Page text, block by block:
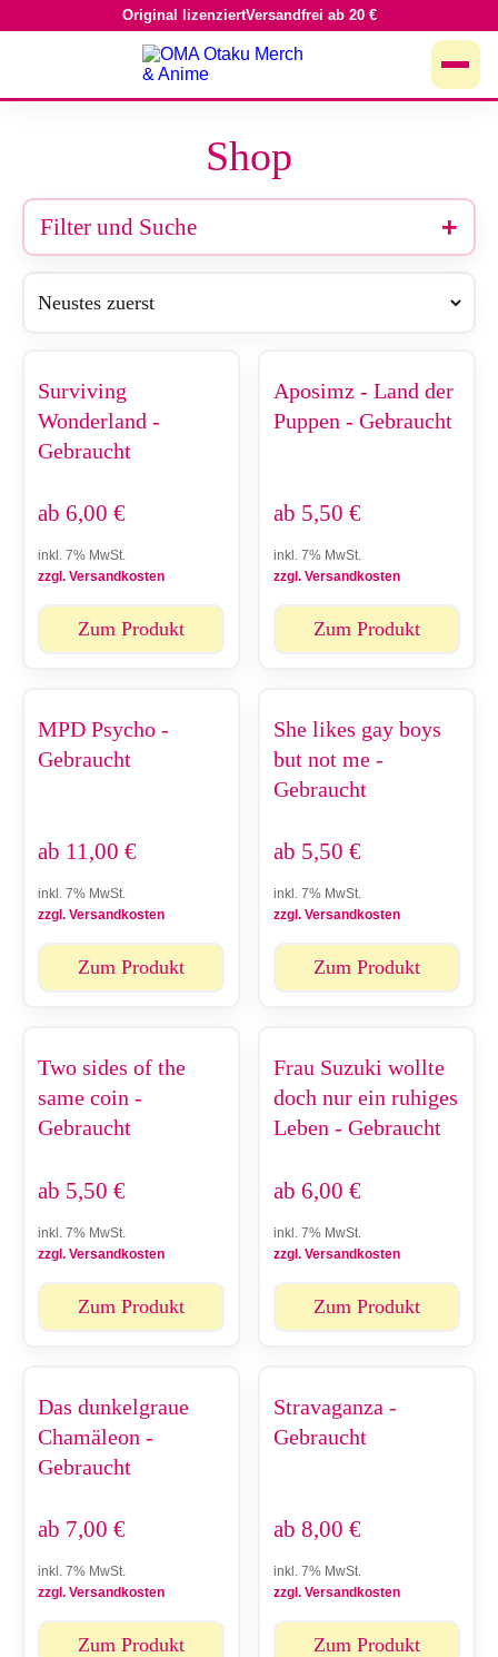
Inhalt
Original lizenziertVersandfrei ab 20 €
Shop
Filter und Suche
Surviving
Wonderland -
Gebraucht
ab 6,00 €
inkl. 7% MwSt.
zzgl. Versandkosten
Zum Produkt
Aposimz - Land der
Puppen - Gebraucht
ab 5,50 €
inkl. 7% MwSt.
zzgl. Versandkosten
Zum Produkt
MPD Psycho -
Gebraucht
ab 11,00 €
inkl. 7% MwSt.
zzgl. Versandkosten
Zum Produkt
She likes gay boys
but not me -
Gebraucht
ab 5,50 €
inkl. 7% MwSt.
zzgl. Versandkosten
Zum Produkt
Two sides of the
same coin -
Gebraucht
ab 5,50 €
inkl. 7% MwSt.
zzgl. Versandkosten
Zum Produkt
Frau Suzuki wollte
doch nur ein ruhiges
Leben - Gebraucht
ab 6,00 €
inkl. 7% MwSt.
zzgl. Versandkosten
Zum Produkt
Das dunkelgraue
Chamäleon -
Gebraucht
ab 7,00 €
inkl. 7% MwSt.
zzgl. Versandkosten
Zum Produkt
Stravaganza -
Gebraucht
ab 8,00 €
inkl. 7% MwSt.
zzgl. Versandkosten
Zum Produkt